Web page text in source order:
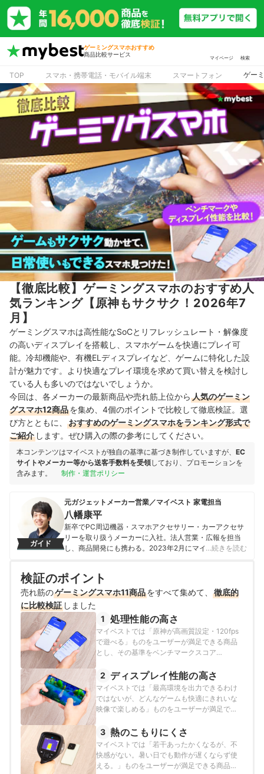
ゲーミングスマホおすすめ
商品比較サービス
マイページ 検索
TOP スマホ・携帯電話・モバイル端末 スマートフォン ゲー
【徹底比較】ゲーミングスマホのおすすめ人
気ランキング【原神もサクサク！2026年7
月】
ゲーミングスマホは高性能なSoCとリフレッシュレート・解像度
の高いディスプレイを搭載し、スマホゲームを快適にプレイ可
能。冷却機能や、有機ELディスプレイなど、ゲームに特化した設
計が魅力です。より快適なプレイ環境を求めて買い替えを検討し
ている人も多いのではないでしょうか。
今回は、各メーカーの最新商品や売れ筋上位から 人気のゲーミン
グスマホ12商品を集め、4個のポイントで比較して徹底検証。選
び方とともに、
おすすめのゲーミングスマホをランキング形式で
ご紹介 します。ぜひ購入の際の参考にしてください。
本コンテンツはマイベストが独自の基準に基づき制作していますが、 EC
サイトやメーカー等から送客手数料を受領しており、プロモーションを
含みます。
制作・運営ポリシー
ガイド
元ガジェットメーカー営業／マイベスト 家電担当
八幡康平
新卒でPC周辺機器・スマホアクセサリー・カーアクセサ
リーを取り扱うメーカーに入社。法人営業・広報を担当
し、商品開発にも携わる。2023年2月にマイベストに入
家電を中心に幅広いジャンルのコンテンツ制作に携わ
る。「専門性をもとにした調査・検証を通じ、一人ひと
りに合った選択肢を分かりやすく提案すること」を心が
けて、コンテンツ制作を行っている。
八幡康平のプロフィール
…続きを読む
検証のポイント
売れ筋のゲーミングスマホ11商品をすべて集めて、
徹底的
に比較検証 しました
1 処理性能の高さ
マイベストでは「原神が高画質設定・120fps
で遊べる」ものをユーザーが満足できる商品
とし、その基準をベンチマークスコア
行いました。
2 ディスプレイ性能の高さ
マイベストでは「最高環境を出力できるわけ
ではないが、どんなゲームも快適にきれいな
映像で楽しめる」ものをユーザーが満足でき
の加重平均でおすすめ度をスコア化しまし
た。
3 熱のこもりにくさ
マイベストでは「若干あったかくなるが、不
快感がない。暑い日でも動作が遅くならず使
える。」ものをユーザーが満足できる商品と